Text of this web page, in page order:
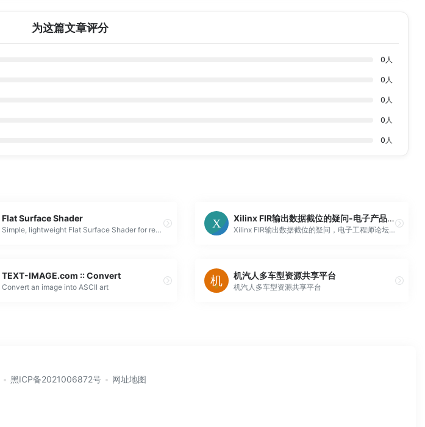
为这篇文章评分
0 人
0 人
0 人
0 人
0 人
Flat Surface Shader
Simple, lightweight Flat Surface Shader for rendering lit triangles.
Xilinx FIR输出数据截位的疑问-电子产品世界论坛
Xilinx FIR输出数据截位的疑问，电子工程师论坛，中国电子工程师爱逛的电子论坛。
TEXT-IMAGE.com :: Convert
Convert an image into ASCII art
机汽人多车型资源共享平台
机汽人多车型资源共享平台
黑ICP备2021006872号 网址地图